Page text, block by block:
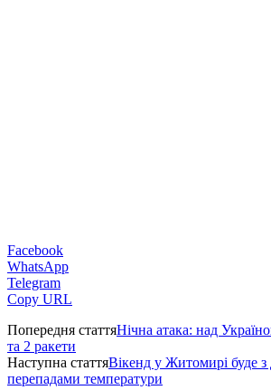
Facebook
WhatsApp
Telegram
Copy URL
Попередня статтяНічна атака: над
та 2 ракети
Наступна статтяВікенд у Житомирі буде
перепадами температури